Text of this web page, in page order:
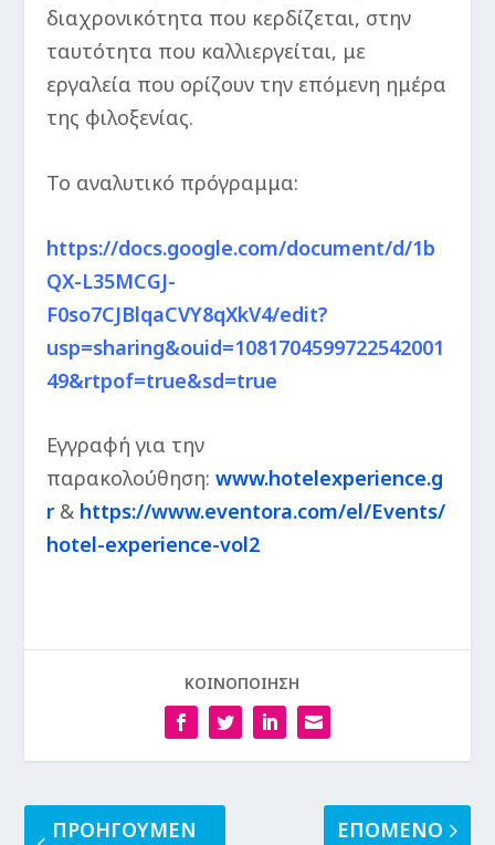
διαχρονικότητα που κερδίζεται, στην
ταυτότητα που καλλιεργείται, με
εργαλεία που ορίζουν την επόμενη ημέρα
της φιλοξενίας.
To αναλυτικό πρόγραμμα:
https://docs.google.com/document/d/1b
QX-L35MCGJ-
F0so7CJBlqaCVY8qXkV4/edit?
usp=sharing&ouid=1081704599722542001
49&rtpof=true&sd=true
Εγγραφή για την
παρακολούθηση: www.hotelexperience.g
r& https://www.eventora.com/el/Events/
hotel-experience-vol2
ΚΟΙΝΟΠΟΙΗΣΗ
ΠΡΟΗΓΟΥΜΕΝ
ΕΠΟΜΕΝΟ